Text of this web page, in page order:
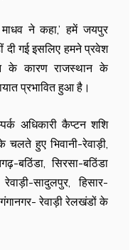
ने कहा,’ हमें जयपुर
गई इसलिए हमने प्रवेश
के कारण राजस्थान के
प्रभावित हुआ है।
अधिकारी कैप्टन शशि
हुए भिवानी-रेवाड़ी,
बठिंडा, सिरसा-बठिंडा
सादुलपुर, हिसार-
रेवाड़ी रेलखंडों के